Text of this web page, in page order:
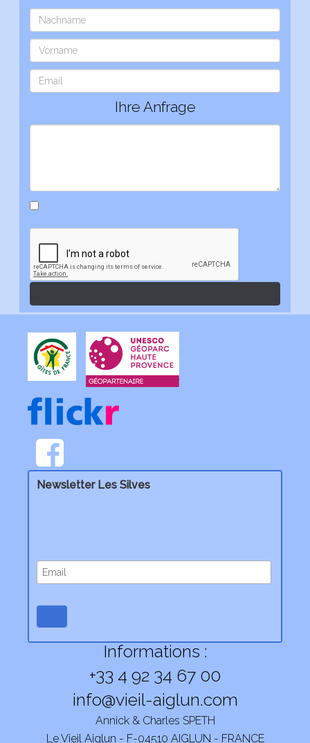
Ihre Anfrage
Newsletter Les Silves
Informations :
+33 4 92 34 67 00
info@vieil-aiglun.com
Annick & Charles SPETH
Le Vieil Aiglun - F-04510 AIGLUN - FRANCE